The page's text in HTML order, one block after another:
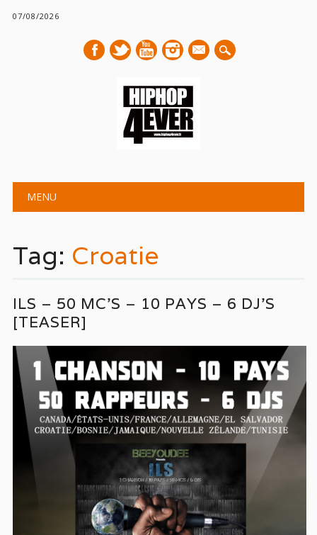
07/08/2026
mail
Main menu
MENU
Tag: Croatie
ILS – 50 MC’S – 10 PAYS – 6 DJ’S
[TEASER]